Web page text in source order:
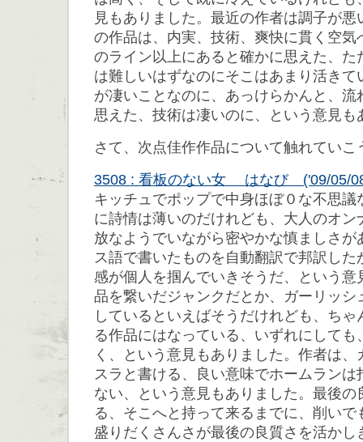
見もありました。最近の作者は調子が
の作品は、内実、技術、爽快に貫く空気
のライン以上にあると確かに思えた、た
は難しいはずなのにそこはあまり活きて
が凄いことなのに、あっけらかんと、流
思えた、技術は凄いのに、という意見も
さて、次点佳作作品について触れていこ
3508 : 看板のない女 はなび ('09/05/
キッチュでポップで中身ほぼ０な不思議
に詩情は薄いのだけれども、大人のオン
放なようでいながら密やかな慎ましさが
ス語で書いたものを自動翻訳で邦訳し
感が個人を掴んでいきそうだ、という意
品を繋いだジャンクだとか、ガーリッシ
しているといえばそうだけれども、ち
る作品にはなっている、いずれにして
く、という意見もありました。作者は
スラと書ける、良い意味でホームラン
ない、という意見もありました。最後の
る、そこへと持って来るまでに、削い
盛りだくさんさが最後の良質さを活かし